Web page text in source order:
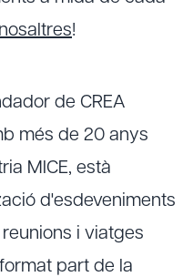
!
de CREA
més de 20 anys
MICE, està
d'esdeveniments
i viatges
part de la